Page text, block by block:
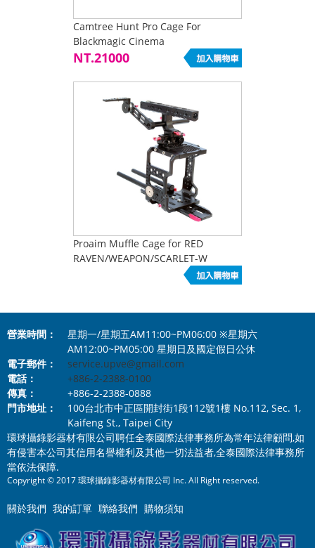
Camtree Hunt Pro Cage For
Blackmagic Cinema
Camera/Production Camera 4K
NT.21000
Proaim Muffle Cage for RED
RAVEN/WEAPON/SCARLET-W
營業時間：
星期一/星期五AM11:00~PM06:00 ※星期六
AM12:00~PM05:00 星期日及國定假日公休
電子郵件：
service.upve@gmail.com
電話：
+886-2-2388-0100
傳真：
+886-2-2388-0888
門市地址：
100台北市中正區開封街1段112號1樓 No.112, Sec. 1,
Kaifeng St., Taipei City
環球攝錄影器材有限公司聘任全泰國際法律事務所為常年法律顧問,如
有侵害本公司其信用名譽權利及其他一切法益者,全泰國際法律事務所
當依法保障.
Copyright © 2017 環球攝錄影器材有限公司 Inc. All Right reserved.
關於我們 我的訂單 聯絡我們 購物須知